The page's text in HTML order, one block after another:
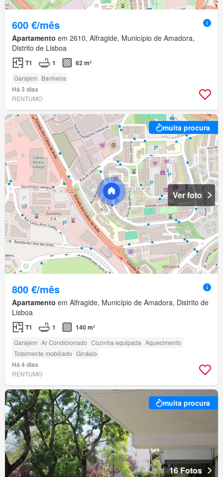
600 €/mês
Apartamento em 2610, Alfragide, Município de Amadora,
Distrito de Lisboa
T1 1 62 m²
Garajem Banheira
Há 3 dias
RENTUMO
muita procura
Ver foto
800 €/mês
Apartamento em Alfragide, Município de Amadora, Distrito de
Lisboa
T1 1 140 m²
Garajem Ar Condicionado Cozinha equipada Aquecimento
Totalmente mobiliado Ginásio
Há 4 dias
RENTUMO
muita procura
16 Fotos